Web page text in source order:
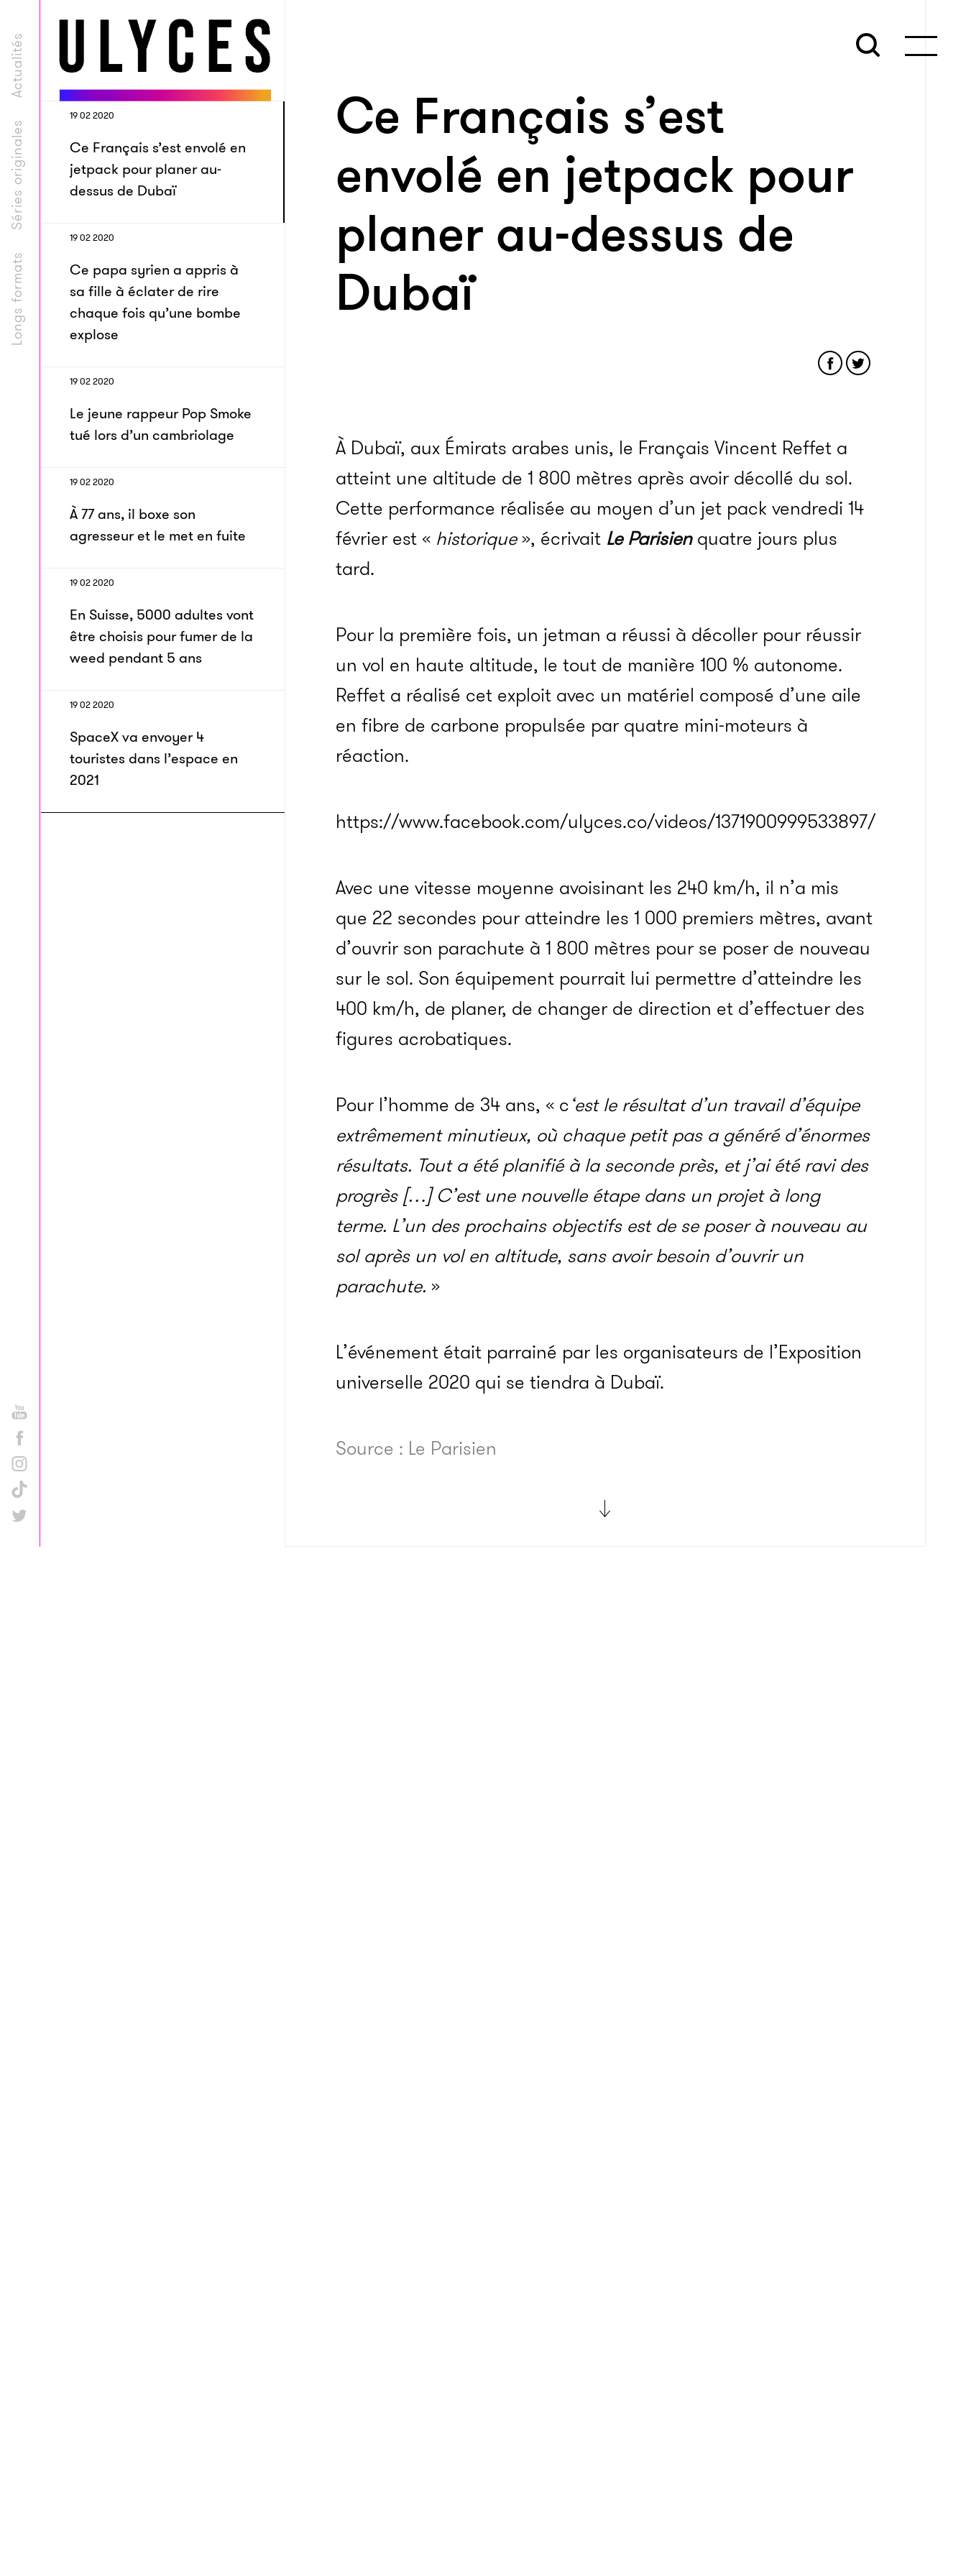
Longs formats
Séries originales
Actualités
19 02 2020
Ce Français s’est envolé en
jetpack pour planer au-
dessus de Dubaï
19 02 2020
Ce papa syrien a appris à
sa fille à éclater de rire
chaque fois qu’une bombe
explose
19 02 2020
Le jeune rappeur Pop Smoke
tué lors d’un cambriolage
19 02 2020
À 77 ans, il boxe son
agresseur et le met en fuite
19 02 2020
En Suisse, 5000 adultes vont
être choisis pour fumer de la
weed pendant 5 ans
19 02 2020
SpaceX va envoyer 4
touristes dans l’espace en
2021
Ce Français s’est
envolé en jetpack pour
planer au-dessus de
Dubaï
À Dubaï, aux Émirats arabes unis, le Français Vincent Reffet a
atteint une altitude de 1 800 mètres après avoir décollé du sol.
Cette performance réalisée au moyen d’un jet pack vendredi 14
février est « historique», écrivait Le Parisienquatre jours plus
tard.
Pour la première fois, un jetman a réussi à décoller pour réussir
un vol en haute altitude, le tout de manière 100 % autonome.
Reffet a réalisé cet exploit avec un matériel composé d’une aile
en fibre de carbone propulsée par quatre mini-moteurs à
réaction.
https://www.facebook.com/ulyces.co/videos/1371900999533897/
Avec une vitesse moyenne avoisinant les 240 km/h, il n’a mis
que 22 secondes pour atteindre les 1 000 premiers mètres, avant
d’ouvrir son parachute à 1 800 mètres pour se poser de nouveau
sur le sol. Son équipement pourrait lui permettre d’atteindre les
400 km/h, de planer, de changer de direction et d’effectuer des
figures acrobatiques.
Pour l’homme de 34 ans, « c‘est le résultat d’un travail d’équipe
extrêmement minutieux, où chaque petit pas a généré d’énormes
résultats. Tout a été planifié à la seconde près, et j’ai été ravi des
progrès […] C’est une nouvelle étape dans un projet à long
terme. L’un des prochains objectifs est de se poser à nouveau au
sol après un vol en altitude, sans avoir besoin d’ouvrir un
parachute. »
L’événement était parrainé par les organisateurs de l’Exposition
universelle 2020 qui se tiendra à Dubaï.
Source : Le Parisien